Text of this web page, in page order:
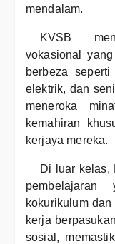
mendalam.
KVSB
vokasional
berbeza
elektrik, dan
meneroka
kemahiran
kerjaya mereka.
Di luar kelas,
kokurikulum
kerja
sosial,